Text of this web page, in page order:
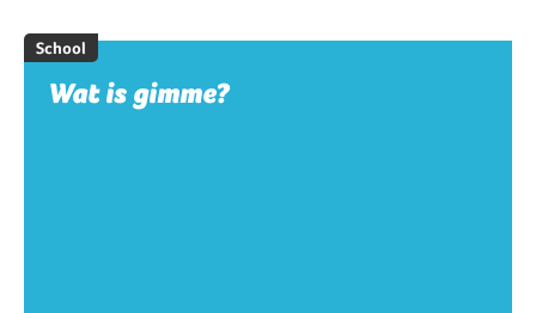
School
Wat is gimme?